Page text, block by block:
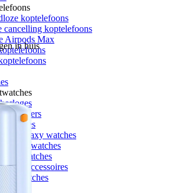
koptelefoons
cancelling koptelefoons
Airpods Max
trackers
watches
Galaxy watches
smartwatches
smartwatches
accessoires
in huis